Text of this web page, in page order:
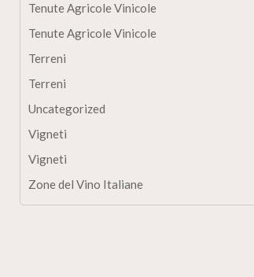
Tenute Agricole Vinicole
Tenute Agricole Vinicole
Terreni
Terreni
Uncategorized
Vigneti
Vigneti
Zone del Vino Italiane